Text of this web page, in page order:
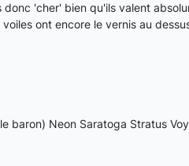
'cher' bien qu'ils valent
ont encore le vernis au
baron) Neon Saratoga Stratus